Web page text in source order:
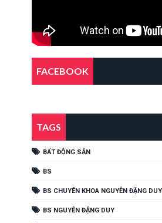
FACEBOOK
TAGS
BẤT ĐỘNG SẢN
BS
BS CHUYÊN KHOA NGUYỄN ĐẶNG DUY
BS NGUYỄN ĐẶNG DUY